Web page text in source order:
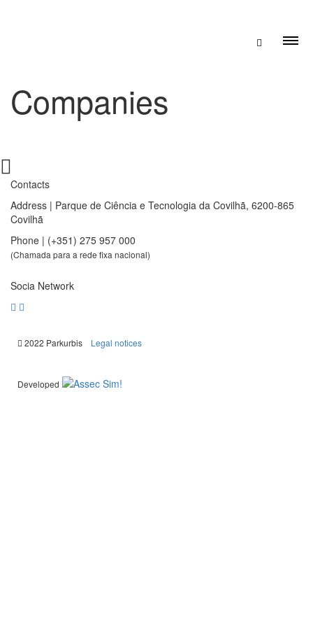
Companies
Contacts
Address | Parque de Ciência e Tecnologia da Covilhã, 6200-865
Covilhã
Phone | (+351) 275 957 000
(Chamada para a rede fixa nacional)
Socia Network
2022 Parkurbis Legal notices
Developed